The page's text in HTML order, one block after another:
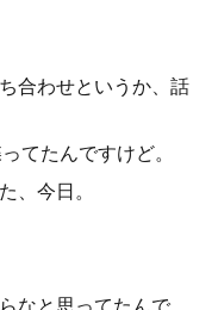
合わせというか、話
てたんですけど。
、今日。